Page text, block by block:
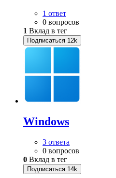
1 ответ
0 вопросов
1 Вклад в тег
Подписаться 12k
Windows
3 ответа
0 вопросов
0 Вклад в тег
Подписаться 14k